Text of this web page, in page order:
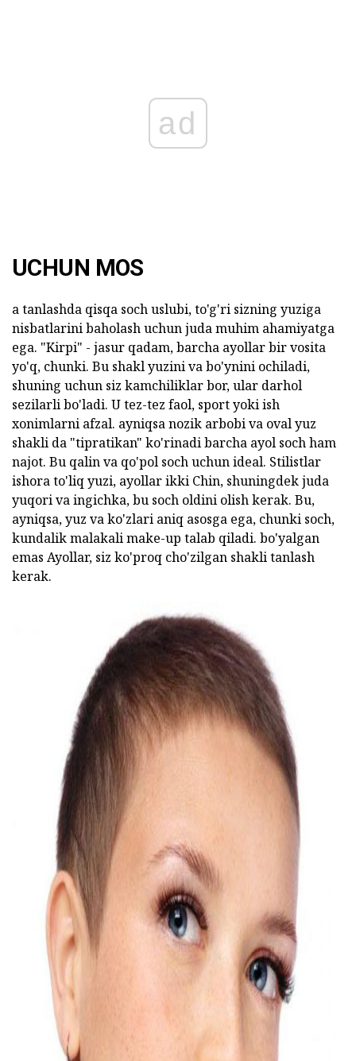
ad
UCHUN MOS
a tanlashda qisqa soch uslubi, to'g'ri sizning yuziga
nisbatlarini baholash uchun juda muhim ahamiyatga
ega. "Kirpi" - jasur qadam, barcha ayollar bir vosita
yo'q, chunki. Bu shakl yuzini va bo'ynini ochiladi,
shuning uchun siz kamchiliklar bor, ular darhol
sezilarli bo'ladi. U tez-tez faol, sport yoki ish
xonimlarni afzal. ayniqsa nozik arbobi va oval yuz
shakli da "tipratikan" ko'rinadi barcha ayol soch ham
najot. Bu qalin va qo'pol soch uchun ideal. Stilistlar
ishora to'liq yuzi, ayollar ikki Chin, shuningdek juda
yuqori va ingichka, bu soch oldini olish kerak. Bu,
ayniqsa, yuz va ko'zlari aniq asosga ega, chunki soch,
kundalik malakali make-up talab qiladi. bo'yalgan
emas Ayollar, siz ko'proq cho'zilgan shakli tanlash
kerak.